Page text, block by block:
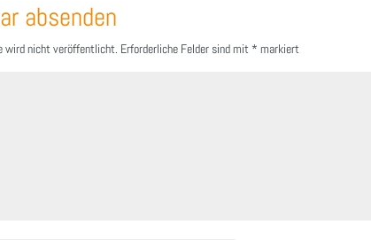
absenden
wird nicht veröffentlicht. Erforderliche Felder sind mit* markiert